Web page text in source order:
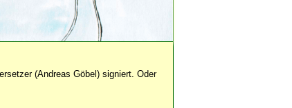
(Andreas Göbel) signiert. Oder